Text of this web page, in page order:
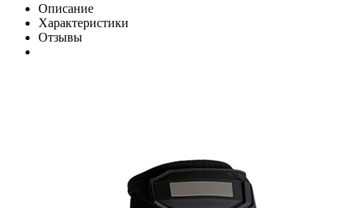
Описание
Характеристики
Отзывы